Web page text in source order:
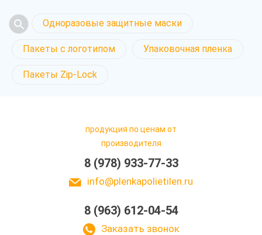
Одноразовые защитные маски
Пакеты с логотипом Упаковочная пленка
Пакеты Zip-Lock
продукция по ценам от
производителя
8 (978) 933-77-33
info@plenkapolietilen.ru
8 (963) 612-04-54
Заказать звонок